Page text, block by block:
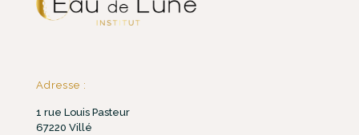
Adresse :
1 rue Louis Pasteur
67220 Villé